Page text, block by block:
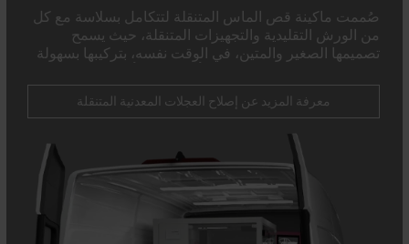
صُممت ماكينة قص الماس المتنقلة لتتكامل بسلاسة مع كل
من الورش التقليدية والتجهيزات المتنقلة، حيث يسمح
تصميمها الصغير والمتين، في الوقت نفسه، بتركيبها بسهولة
يجعلها مكونًا أساسيًا في أي خدمة إصلاح متنقلة.
معرفة المزيد عن إصلاح العجلات المعدنية المتنقلة